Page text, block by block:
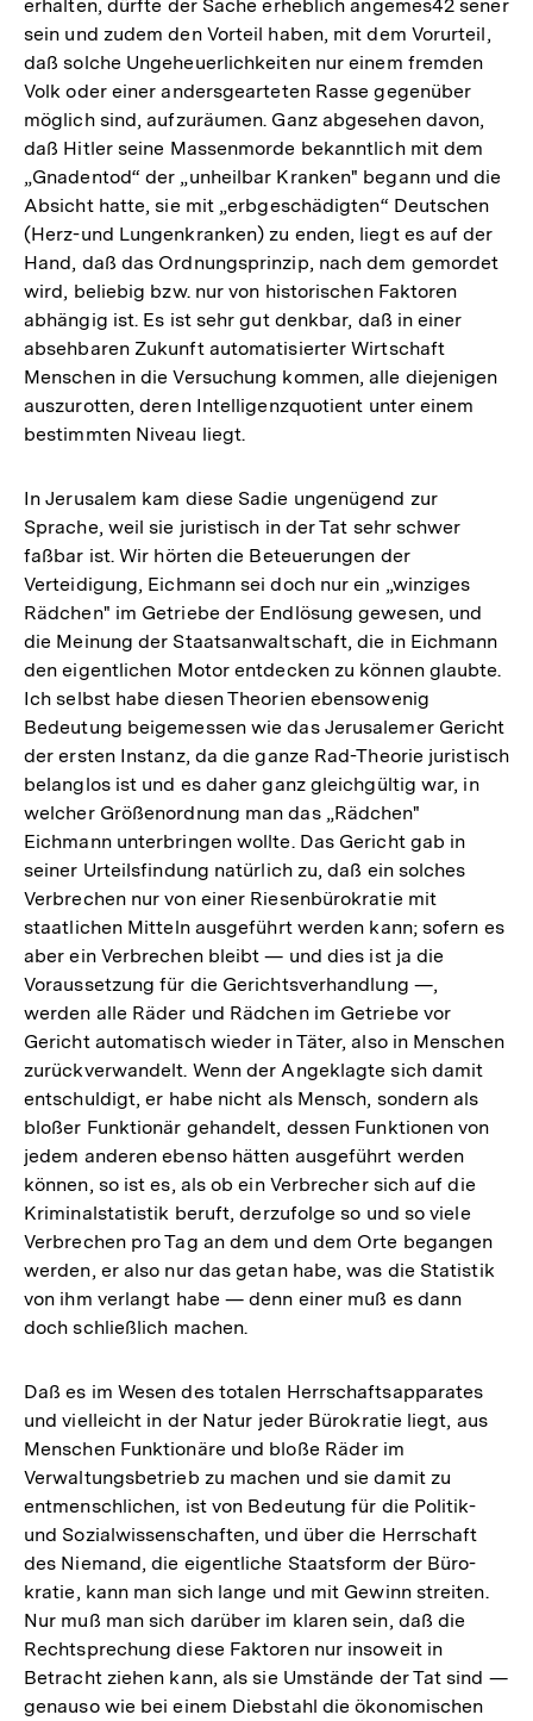
erhalten, dürfte der Sache erheblich angemes42 sener
sein und zudem den Vorteil haben, mit dem Vorurteil,
daß solche Ungeheuerlichkeiten nur einem fremden
Volk oder einer andersgearteten Rasse gegenüber
möglich sind, aufzuräumen. Ganz abgesehen davon,
daß Hitler seine Massenmorde bekanntlich mit dem
„Gnadentod“ der „unheilbar Kranken" begann und die
Absicht hatte, sie mit „erbgeschädigten“ Deutschen
(Herz-und Lungenkranken) zu enden, liegt es auf der
Hand, daß das Ordnungsprinzip, nach dem gemordet
wird, beliebig bzw. nur von historischen Faktoren
abhängig ist. Es ist sehr gut denkbar, daß in einer
absehbaren Zukunft automatisierter Wirtschaft
Menschen in die Versuchung kommen, alle diejenigen
auszurotten, deren Intelligenzquotient unter einem
bestimmten Niveau liegt.
In Jerusalem kam diese Sadie ungenügend zur
Sprache, weil sie juristisch in der Tat sehr schwer
faßbar ist. Wir hörten die Beteuerungen der
Verteidigung, Eichmann sei doch nur ein „winziges
Rädchen" im Getriebe der Endlösung gewesen, und
die Meinung der Staatsanwaltschaft, die in Eichmann
den eigentlichen Motor entdecken zu können glaubte.
Ich selbst habe diesen Theorien ebensowenig
Bedeutung beigemessen wie das Jerusalemer Gericht
der ersten Instanz, da die ganze Rad-Theorie juristisch
belanglos ist und es daher ganz gleichgültig war, in
welcher Größenordnung man das „Rädchen"
Eichmann unterbringen wollte. Das Gericht gab in
seiner Urteilsfindung natürlich zu, daß ein solches
Verbrechen nur von einer Riesenbürokratie mit
staatlichen Mitteln ausgeführt werden kann; sofern es
aber ein Verbrechen bleibt — und dies ist ja die
Voraussetzung für die Gerichtsverhandlung —,
werden alle Räder und Rädchen im Getriebe vor
Gericht automatisch wieder in Täter, also in Menschen
zurückverwandelt. Wenn der Angeklagte sich damit
entschuldigt, er habe nicht als Mensch, sondern als
bloßer Funktionär gehandelt, dessen Funktionen von
jedem anderen ebenso hätten ausgeführt werden
können, so ist es, als ob ein Verbrecher sich auf die
Kriminalstatistik beruft, derzufolge so und so viele
Verbrechen pro Tag an dem und dem Orte begangen
werden, er also nur das getan habe, was die Statistik
von ihm verlangt habe — denn einer muß es dann
doch schließlich machen.
Daß es im Wesen des totalen Herrschaftsapparates
und vielleicht in der Natur jeder Bürokratie liegt, aus
Menschen Funktionäre und bloße Räder im
Verwaltungsbetrieb zu machen und sie damit zu
entmenschlichen, ist von Bedeutung für die Politik-
und Sozialwissenschaften, und über die Herrschaft
des Niemand, die eigentliche Staatsform der Büro-
kratie, kann man sich lange und mit Gewinn streiten.
Nur muß man sich darüber im klaren sein, daß die
Rechtsprechung diese Faktoren nur insoweit in
Betracht ziehen kann, als sie Umstände der Tat sind —
genauso wie bei einem Diebstahl die ökonomischen